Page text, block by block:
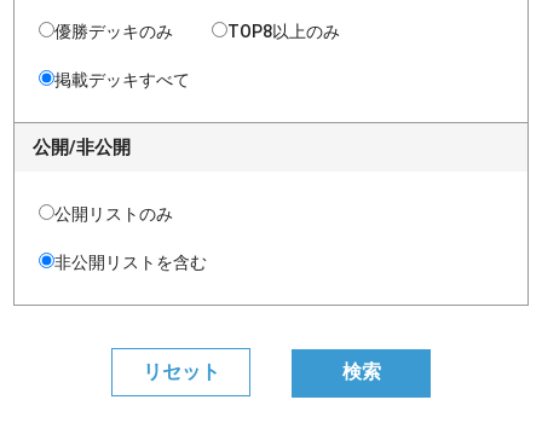
優勝デッキのみ TOP8以上のみ
掲載デッキすべて
公開/非公開
公開リストのみ
非公開リストを含む